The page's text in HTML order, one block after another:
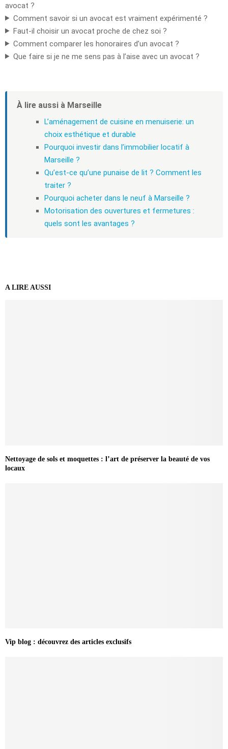
avocat ?
Comment savoir si un avocat est vraiment expérimenté ?
Faut-il choisir un avocat proche de chez soi ?
Comment comparer les honoraires d’un avocat ?
Que faire si je ne me sens pas à l’aise avec un avocat ?
À lire aussi à Marseille
L’aménagement de cuisine en menuiserie: un
choix esthétique et durable
Pourquoi investir dans l’immobilier locatif à
Marseille ?
Qu’est-ce qu’une punaise de lit ? Comment les
traiter ?
Pourquoi acheter dans le neuf à Marseille ?
Motorisation des ouvertures et fermetures :
quels sont les avantages ?
A LIRE AUSSI
Nettoyage de sols et moquettes : l’art de préserver la beauté de vos
locaux
Vip blog : découvrez des articles exclusifs